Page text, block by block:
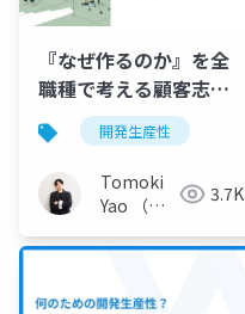
『なぜ作るのか』を全
職種で考える顧客志向
組織へのアプローチ
開発生産性
Tomoki
Yao （八
3.7K